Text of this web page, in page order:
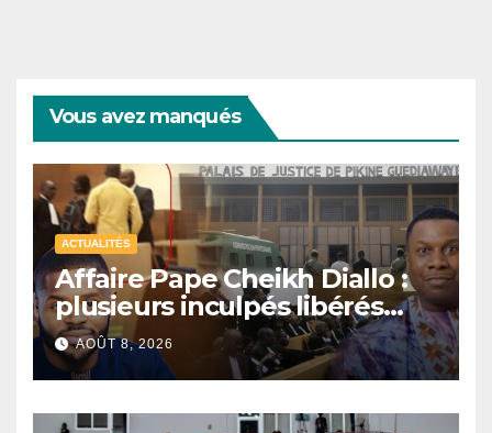
Vous avez manqués
ACTUALITÉS
Affaire Pape Cheikh Diallo :
plusieurs inculpés libérés
après un non-lieu partiel
AOÛT 8, 2026